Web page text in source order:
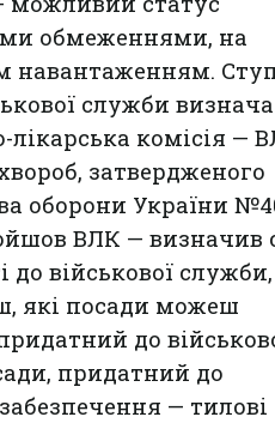
обмеженнями, на
навантаженням.
служби
комісія —
затвердженого
оборони України
ВЛК — визначив
до військової служби,
які посади можеш
до
придатний до
— тилові